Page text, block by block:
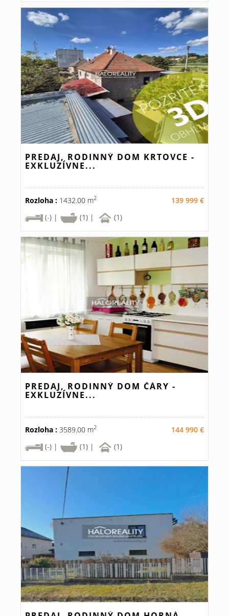
PREDAJ, RODINNÝ DOM KRTOVCE -
EXKLUZÍVNE...
Rozloha : 1432.00 m2
139 999 €
(-) |
(1) | (1)
PREDAJ, RODINNÝ DOM ČÁRY -
EXKLUZÍVNE...
Rozloha : 3589.00 m2
144 990 €
(-) |
(1) | (1)